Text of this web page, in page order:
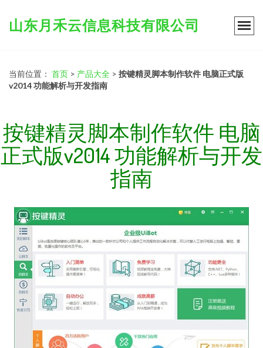
山东月禾云信息科技有限公司
当前位置： 首页 > 产品大全 > 按键精灵脚本制作软件 电脑正式版
v2014 功能解析与开发指南
按键精灵脚本制作软件 电脑
正式版v2014 功能解析与开发
指南